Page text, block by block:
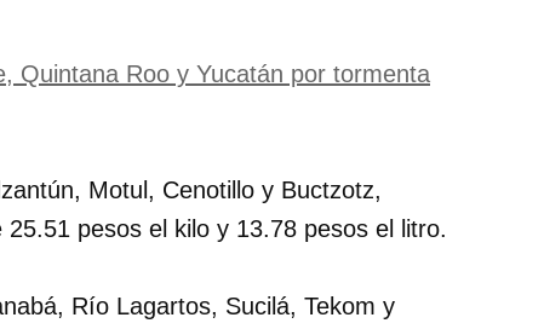
Quintana Roo y Yucatán por tormenta
Motul, Cenotillo y Buctzotz,
pesos el kilo y 13.78 pesos el litro.
Río Lagartos, Sucilá, Tekom y